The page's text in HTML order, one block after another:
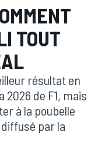
TOUT
résultat en
2026 de F1, mais
à la poubelle
par la